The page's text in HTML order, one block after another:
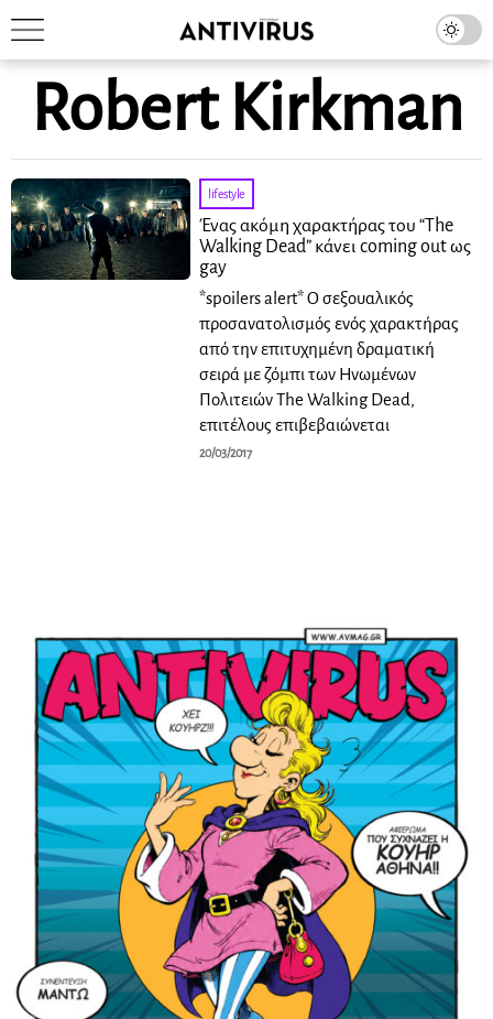
Robert Kirkman
lifestyle
Ένας ακόμη χαρακτήρας του “The
Walking Dead” κάνει coming out ως
gay
*spoilers alert* Ο σεξουαλικός
προσανατολισμός ενός χαρακτήρας
από την επιτυχημένη δραματική
σειρά με ζόμπι των Ηνωμένων
Πολιτειών The Walking Dead,
επιτέλους επιβεβαιώνεται
20/03/2017